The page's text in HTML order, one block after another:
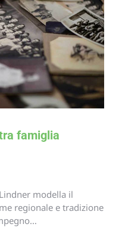
famiglia
modella il
regionale e tradizione